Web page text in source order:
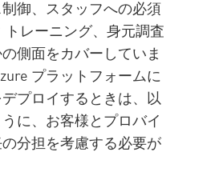
御、スタッフへの必須
レーニング、身元調査
側面をカバーしていま
プラットフォームに
プロイするときは、以
に、お客様とプロバイ
分担を考慮する必要が